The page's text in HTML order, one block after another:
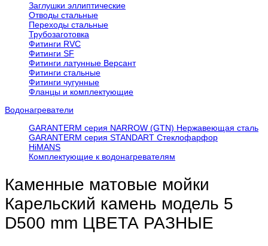
Заглушки эллиптические
Отводы стальные
Переходы стальные
Трубозаготовка
Фитинги RVC
Фитинги SF
Фитинги латунные Версант
Фитинги стальные
Фитинги чугунные
Фланцы и комплектующие
Водонагреватели
GARANTERM серия NARROW (GTN) Нержавеющая сталь
GARANTERM серия STANDART Стеклофарфор
HiMANS
Комплектующие к водонагревателям
Каменные матовые мойки
Карельский камень модель 5
D500 mm ЦВЕТА РАЗНЫЕ